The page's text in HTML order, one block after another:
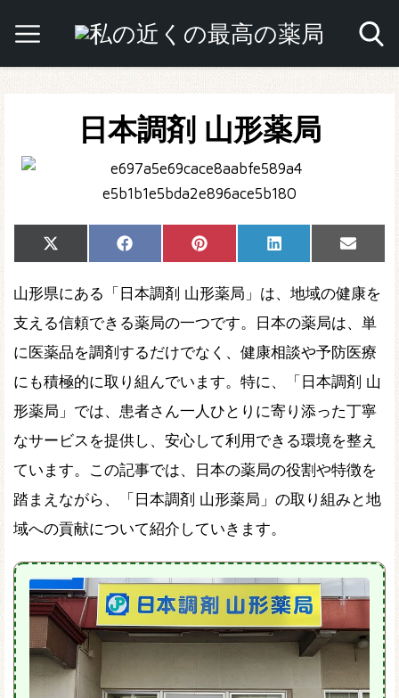
日本調剤 山形薬局
Share
on
X
(Twitter)
Share
on
Facebook Share
on
Pinterest Share
on
LinkedIn
Share
on
Email
山形県にある「日本調剤 山形薬局」は、地域の健康を
支える信頼できる薬局の一つです。日本の薬局は、単
に医薬品を調剤するだけでなく、健康相談や予防医療
にも積極的に取り組んでいます。特に、「日本調剤 山
形薬局」では、患者さん一人ひとりに寄り添った丁寧
なサービスを提供し、安心して利用できる環境を整え
ています。この記事では、日本の薬局の役割や特徴を
踏まえながら、「日本調剤 山形薬局」の取り組みと地
域への貢献について紹介していきます。